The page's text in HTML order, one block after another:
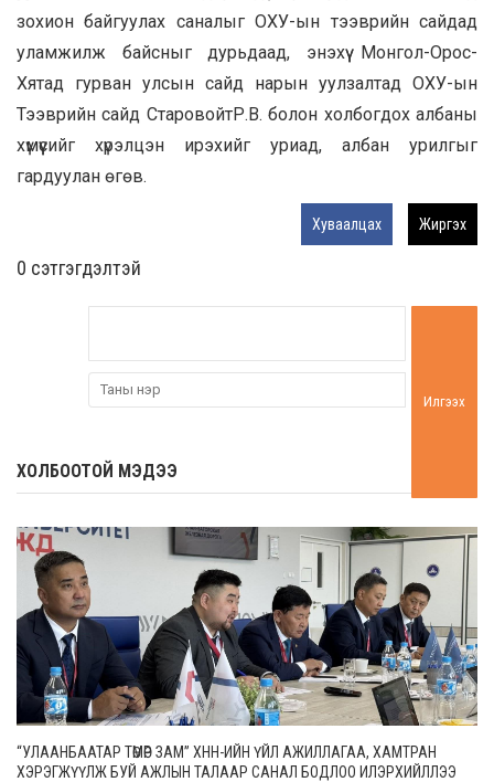
зохион байгуулах саналыг ОХУ-ын тээврийн сайдад
уламжилж байсныг дурьдаад, энэхүү Монгол-Орос-
Хятад гурван улсын сайд нарын уулзалтад ОХУ-ын
Тээврийн сайд СтаровойтР.В. болон холбогдох албаны
хүмүүсийг хүрэлцэн ирэхийг уриад, албан урилгыг
гардуулан өгөв.
Хуваалцах Жиргэх
0 cэтгэгдэлтэй
Илгээх
ХОЛБООТОЙ МЭДЭЭ
“УЛААНБААТАР ТӨМӨР ЗАМ” ХНН-ИЙН ҮЙЛ АЖИЛЛАГАА, ХАМТРАН
ХЭРЭГЖҮҮЛЖ БУЙ АЖЛЫН ТАЛААР САНАЛ БОДЛОО ИЛЭРХИЙЛЛЭЭ